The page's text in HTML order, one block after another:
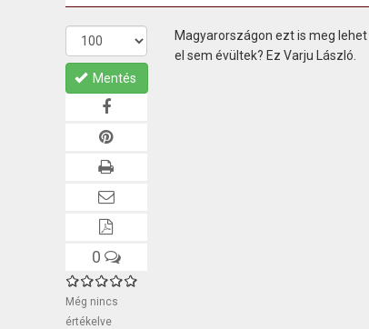
Mentés
0
Még nincs
értékelve
Magyarországon ezt is meg
el sem évültek? Ez Varju László.